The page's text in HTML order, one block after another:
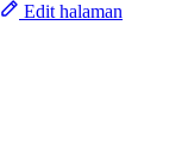
Edit halaman